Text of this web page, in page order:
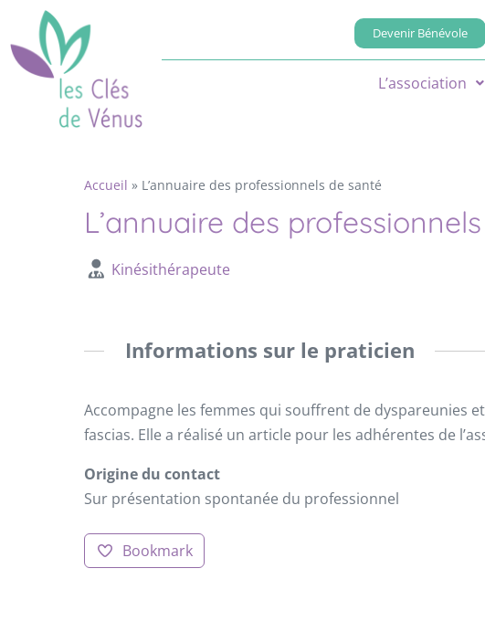
Devenir Bénévole
L’association
Accueil » L’annuaire des professionnels de santé
L’annuaire des
Kinésithérapeute
Informations sur le praticien
Accompagne les femmes qui souffrent de dyspareunies
fascias. Elle a réalisé un article pour les adhérentes de
Origine du contact
Sur présentation spontanée du professionnel
Bookmark